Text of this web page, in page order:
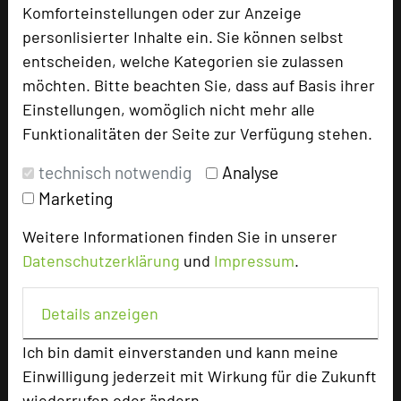
Komforteinstellungen oder zur Anzeige
personlisierter Inhalte ein. Sie können selbst
entscheiden, welche Kategorien sie zulassen
möchten. Bitte beachten Sie, dass auf Basis ihrer
Einstellungen, womöglich nicht mehr alle
Funktionalitäten der Seite zur Verfügung stehen.
technisch notwendig
Analyse
Marketing
Weitere Informationen finden Sie in unserer
Datenschutzerklärung und Impressum.
Details anzeigen
Ich bin damit einverstanden und kann meine
Einwilligung jederzeit mit Wirkung für die Zukunft
Hotel bewerten
Hoteldaten
U-Form
Parlamentarisch
Reihenbestuhlung
180
Tagungsräume
Zimmer
Doppelzimmer
27
Einzelzimmer